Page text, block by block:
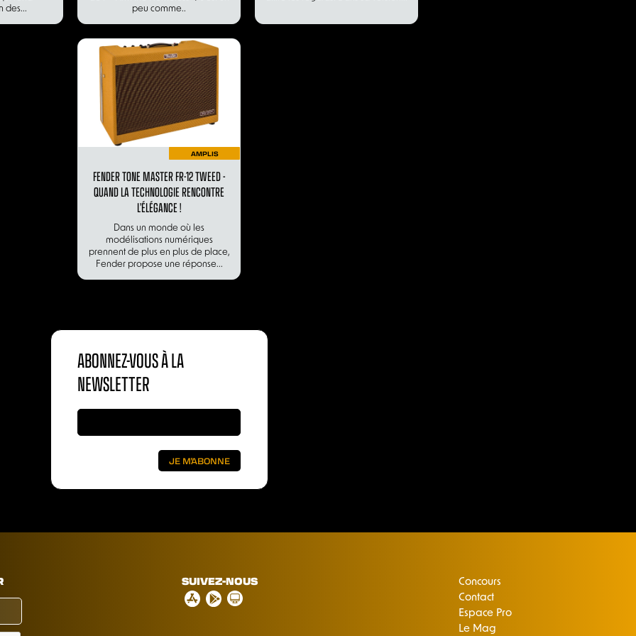
des...
peu comme..
AMPLIS
FENDER TONE MASTER FR-12 TWEED -
QUAND LA TECHNOLOGIE RENCONTRE
L’ÉLÉGANCE !
Dans un monde où les
modélisations numériques
prennent de plus en plus de place,
Fender propose une réponse...
ABONNEZ-VOUS À LA
NEWSLETTER
SUIVEZ-NOUS
Concours
Contact
Espace Pro
Le Mag